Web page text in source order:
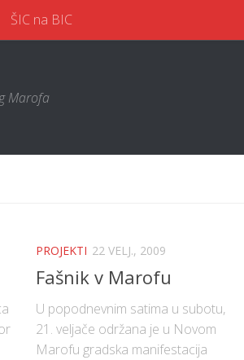
ŠIC na BIC
Marofa
PROJEKTI 22 VELJ., 2009
Fašnik v Marofu
U popodnevnim satima u subotu,
21. veljače održana je u Novom
Marofu gradska manifestacija